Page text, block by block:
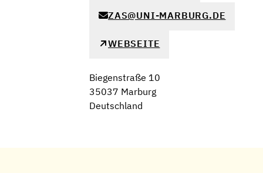
ZAS@UNI-MARBURG.DE
WEBSEITE
Biegenstraße 10
35037 Marburg
Deutschland